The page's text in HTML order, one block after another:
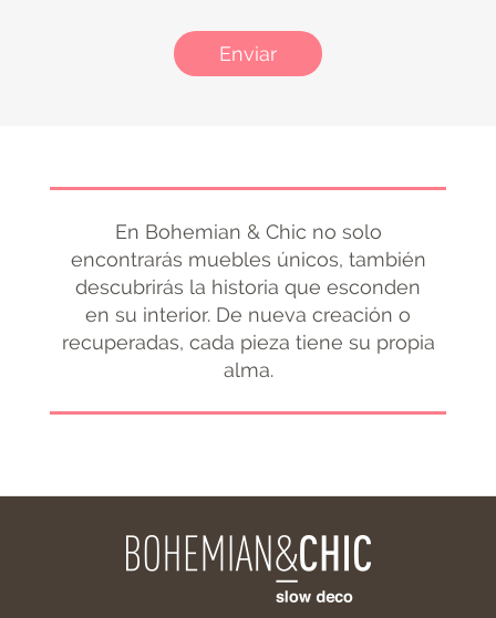
Enviar
En Bohemian & Chic no solo
encontrarás muebles únicos, también
descubrirás la historia que esconden
en su interior. De nueva creación o
recuperadas, cada pieza tiene su propia
alma.